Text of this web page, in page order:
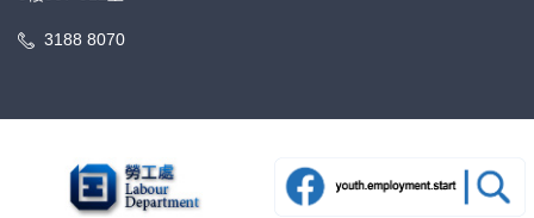
3188 8070